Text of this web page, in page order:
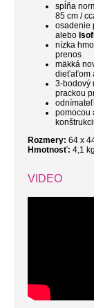
spĺňa
85 cm /
osadenie
alebo
nízka
prenos
mäkká
dieťaťom
3-bodový
prackou
pomocou
Rozmery: 64 x
Hmotnosť: 4,1 kg
VIDEO